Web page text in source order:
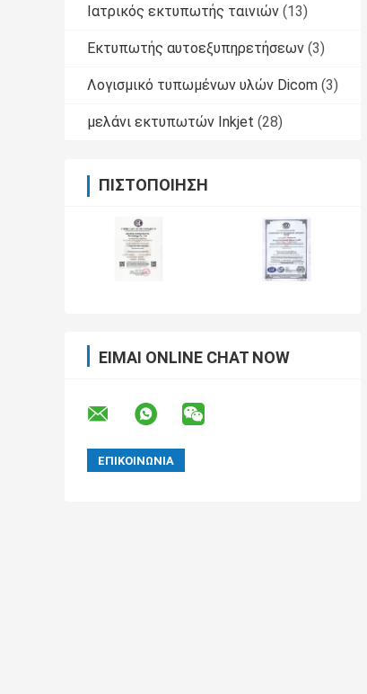
Ιατρικός εκτυπωτής ταινιών (13)
Εκτυπωτής αυτοεξυπηρετήσεων (3)
Λογισμικό τυπωμένων υλών Dicom (3)
μελάνι εκτυπωτών Inkjet (28)
ΠΙΣΤΟΠΟΊΗΣΗ
ΕΊΜΑΙ ONLINE CHAT NOW